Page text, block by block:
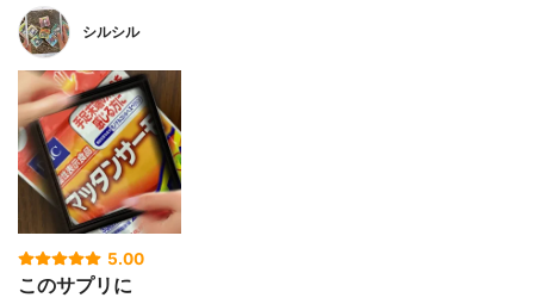
シルシル
5.00
このサプリに